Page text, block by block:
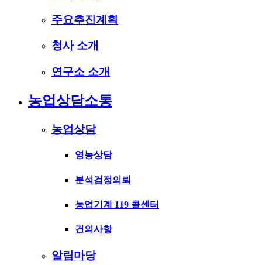
주요추진계획
청사 소개
연구소 소개
농업상담소통
농업상담
영농상담
분석검정의뢰
농업기계 119 콜센터
건의사항
알림마당